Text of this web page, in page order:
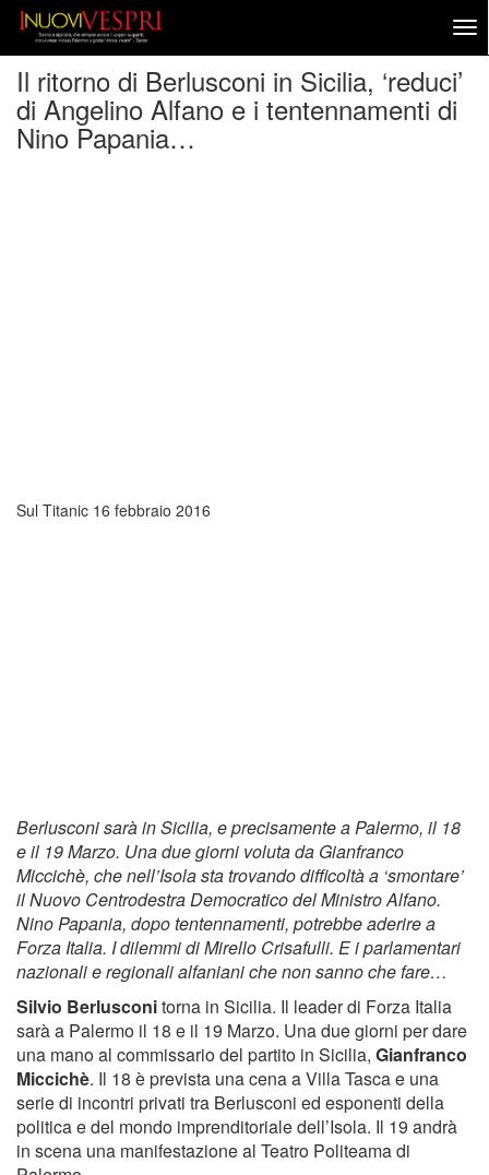
Il ritorno di Berlusconi in Sicilia, ‘reduci’
di Angelino Alfano e i tentennamenti di
Nino Papania…
Sul Titanic 16 febbraio 2016
Berlusconi sarà in Sicilia, e precisamente a Palermo, il 18
e il 19 Marzo. Una due giorni voluta da Gianfranco
Miccichè, che nell’Isola sta trovando difficoltà a ‘smontare’
il Nuovo Centrodestra Democratico del Ministro Alfano.
Nino Papania, dopo tentennamenti, potrebbe aderire a
Forza Italia. I dilemmi di Mirello Crisafulli. E i parlamentari
nazionali e regionali alfaniani che non sanno che fare…
Silvio Berlusconitorna in Sicilia. Il leader di Forza Italia
sarà a Palermo il 18 e il 19 Marzo. Una due giorni per dare
una mano al commissario del partito in Sicilia, Gianfranco
Miccichè. Il 18 è prevista una cena a Villa Tasca e una
serie di incontri privati tra Berlusconi ed esponenti della
politica e del mondo imprenditoriale dell’Isola. Il 19 andrà
in scena una manifestazione al Teatro Politeama di